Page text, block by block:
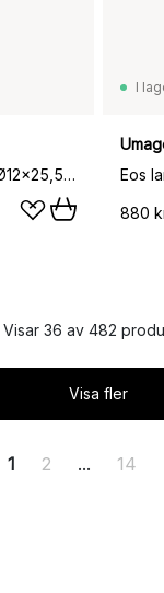
Asteria Move Mini bordslampa Ø12x25,5 cm, Green marble
I
Eos
880
Visar 36 av 482
Visa fler
1 2 ... 14